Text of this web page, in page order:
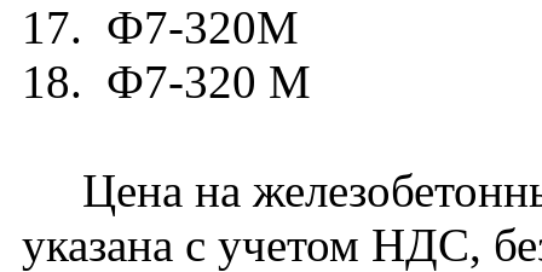
17. Ф7-320М
18. Ф7-320 М
Цена на
указана с учетом НДС,